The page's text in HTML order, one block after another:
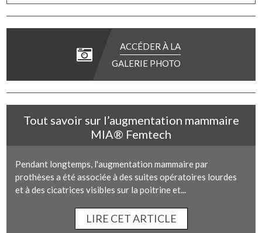
ACCÉDER À LA
GALERIE PHOTO
Tout savoir sur l’augmentation mammaire
MIA® Femtech
Pendant longtemps, l'augmentation mammaire par
prothèses a été associée à des suites opératoires lourdes
et à des cicatrices visibles sur la poitrine et...
LIRE CET ARTICLE